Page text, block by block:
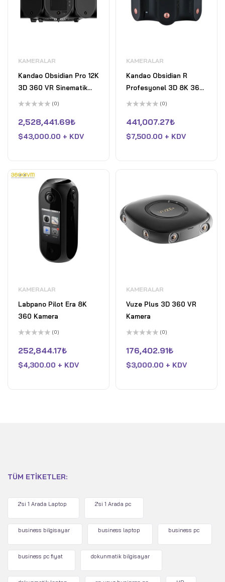
KAMERALAR
Kandao Obsidian Pro 12K
3D 360 VR Sinematik
Kamera
üzerinden
0
aldı
(0)
2,528,441.69₺
$43,000.00 + KDV
KAMERALAR
Kandao Obsidian R
Profesyonel 3D 8K 360
VR Video Kamera
üzerinden
0
aldı
(0)
441,007.27₺
$7,500.00 + KDV
KAMERALAR
Labpano Pilot Era 8K
360 Kamera
üzerinden
0
aldı
(0)
252,844.17₺
$4,300.00 + KDV
KAMERALAR
Vuze Plus 3D 360 VR
Kamera
üzerinden
0
aldı
(0)
176,402.91₺
$3,000.00 + KDV
TÜM ETIKETLER:
2'si 1 Arada Laptop 2'si 1 Arada pc
business bilgisayar business laptop business pc
business pc fiyat dokunmatik bilgisayar